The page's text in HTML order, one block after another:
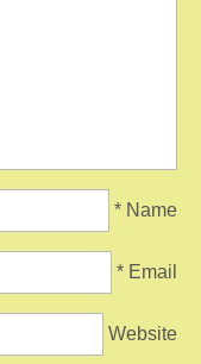
Name
*
Email
*
Website